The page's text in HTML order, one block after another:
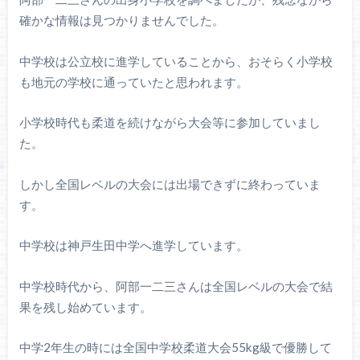
確かな情報は見つかりませんでした。
中学校は公立校に進学していることから、おそらく小学校
も地元の学校に通っていたと思われます。
小学校時代も柔道を続けながら大会等に参加していまし
た。
しかし全国レベルの大会には出場できずに終わっていま
す。
中学校は神戸生田中学へ進学しています。
中学校時代から、阿部一二三さんは全国レベルの大会で結
果を残し始めています。
中学2年生の時には全国中学校柔道大会55kg級で優勝して